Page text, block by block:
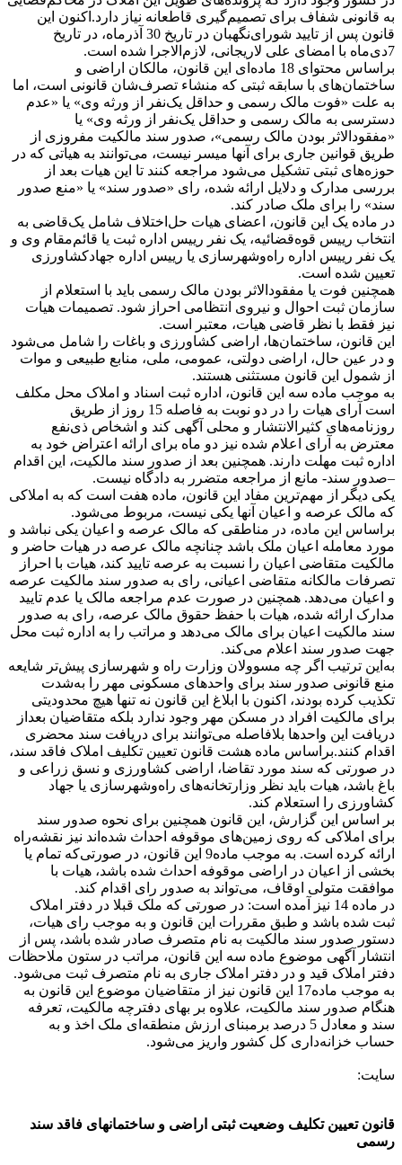
به قانونی شفاف برای تصمیم‌گیری قاطعانه نیاز دارد.اکنون این
قانون پس از تایید شورای‌نگهبان در تاریخ 30 آذرماه، در تاریخ
7‌دی‌ماه با امضای علی لاریجانی، لازم‌الاجرا شده است.
براساس محتوای 18 ماده‌ای این قانون، مالکان اراضی و
ساختمان‌های با سابقه ثبتی که منشاء تصرف‌شان قانونی است، اما
به علت «فوت مالک رسمی و حداقل یک‌نفر از ورثه وی» یا «عدم
دسترسی به مالک رسمی و حداقل یک‌نفر از ورثه وی» یا
«مفقودالاثر بودن مالک رسمی»، صدور سند مالکیت مفروزی از
طریق قوانین جاری برای آنها میسر نیست، می‌توانند به هیاتی که در
حوزه‌های ثبتی تشکیل می‌شود مراجعه کنند تا این هیات بعد از
بررسی مدارک و دلایل ارائه شده، رای «صدور سند» یا «منع صدور
سند» را برای ملک صادر کند.
در ماده یک این قانون، اعضای هیات حل‌اختلاف شامل یک‌قاضی به
انتخاب رییس‌ قوه‌قضائیه، یک نفر رییس اداره ثبت یا قائم‌مقام وی و
یک نفر رییس اداره راه‌وشهرسازی یا رییس‌ اداره جهادکشاورزی
تعیین شده است.
همچنین فوت یا مفقودالاثر بودن مالک رسمی باید با استعلام از
سازمان ثبت احوال و نیروی انتظامی احراز شود. تصمیمات هیات
نیز فقط با نظر قاضی هیات، معتبر است.
این قانون، ساختمان‌ها، اراضی کشاورزی و باغات را شامل می‌شود
و در عین حال، اراضی دولتی، عمومی، ملی، منابع طبیعی و موات
از شمول این قانون مستثنی هستند.
به موجب ماده سه این قانون، اداره ثبت اسناد و املاک محل مکلف
است آرای هیات را در دو نوبت به فاصله 15 روز از طریق
روزنامه‌های کثیرالانتشار و محلی آگهی کند و اشخاص ذی‌نفع
معترض به آرای اعلام شده نیز دو ماه برای ارائه اعتراض خود به
اداره ثبت مهلت دارند. همچنین بعد از صدور سند مالکیت، این اقدام
–صدور سند- مانع از مراجعه متضرر به دادگاه نیست.
یکی دیگر از مهم‌ترین مفاد این قانون، ماده هفت است که به املاکی
که مالک عرصه و اعیان آنها یکی نیست، مربوط می‌شود.
براساس این ماده، در مناطقی که مالک عرصه و اعیان یکی نباشد و
مورد معامله اعیان ملک باشد چنانچه مالک عرصه در هیات حاضر و
مالکیت متقاضی اعیان را نسبت به عرصه تایید کند، هیات با احراز
تصرفات مالکانه متقاضی اعیانی، رای به صدور سند مالکیت عرصه
و اعیان می‌دهد. همچنین در صورت عدم مراجعه مالک یا عدم تایید
مدارک ارائه شده، هیات با حفظ حقوق مالک عرصه، رای به صدور
سند مالکیت اعیان برای مالک می‌دهد و مراتب را به اداره ثبت محل
جهت صدور سند اعلام می‌کند.
به‌این ترتیب اگر چه مسوولان وزارت راه‌ و شهرسازی پیش‌تر شایعه
منع قانونی صدور سند برای واحدهای مسکونی مهر را به‌شدت
تکذیب کرده‌ بودند، اکنون با ابلاغ این قانون نه تنها هیچ محدودیتی
برای مالکیت افراد در مسکن مهر وجود ندارد بلکه متقاضیان بعداز
دریافت این واحدها بلافاصله می‌توانند برای دریافت سند محضری
اقدام کنند.براساس ماده هشت قانون تعیین تکلیف املاک فاقد سند،
در صورتی که سند مورد تقاضا، اراضی کشاورزی و نسق زراعی و
باغ باشد، هیات باید نظر وزارتخانه‌های راه‌وشهرسازی یا جهاد
کشاورزی را استعلام کند.
بر اساس این گزارش، این قانون همچنین برای نحوه صدور سند
برای املاکی که روی زمین‌های موقوفه احداث شده‌اند نیز نقشه‌راه
ارائه کرده است. به موجب ماده9 این قانون، در صورتی‌که تمام یا
بخشی از اعیان در اراضی موقوفه احداث شده باشد، هیات با
موافقت متولی اوقاف، می‌تواند به صدور رای اقدام کند.
در ماده 14 نیز آمده است: در صورتی که ملک قبلا در دفتر املاک
ثبت شده باشد و طبق مقررات این قانون و به موجب رای هیات،
دستور صدور سند مالکیت به نام متصرف صادر شده باشد، پس از
انتشار آگهی موضوع ماده سه این قانون، مراتب در ستون ملاحظات
دفتر املاک قید و در دفتر املاک جاری به نام متصرف ثبت می‌شود.
به موجب ماده17 این قانون نیز از متقاضیان موضوع این قانون به
هنگام صدور سند مالکیت، علاوه بر بهای دفترچه مالکیت، تعرفه
سند و معادل 5‌ درصد برمبنای ارزش منطقه‌ای ملک اخذ و به
حساب خزانه‌داری کل کشور واریز می‌شود.
سایت:
قانون تعیین تکلیف وضعیت ثبتی اراضی و ساختمانهای فاقد سند
رسمی